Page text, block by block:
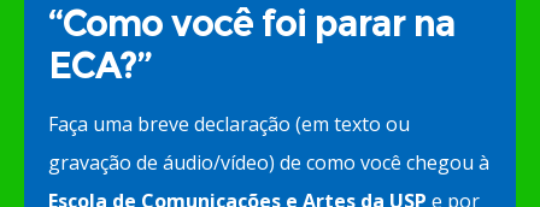
“Como você foi parar na
ECA?”
Faça uma breve declaração (em texto ou
gravação de áudio/vídeo) de como você chegou à
Escola de Comunicações e Artes da USP e por